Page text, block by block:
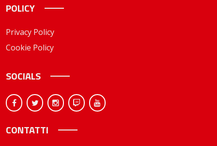
POLICY
Privacy Policy
Cookie Policy
SOCIALS
CONTATTI